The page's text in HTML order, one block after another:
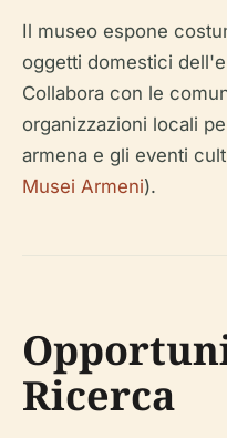
Il museo espone
oggetti domestici
Collabora con le
organizzazioni locali
armena e gli eventi
Musei Armeni).
Ricerca